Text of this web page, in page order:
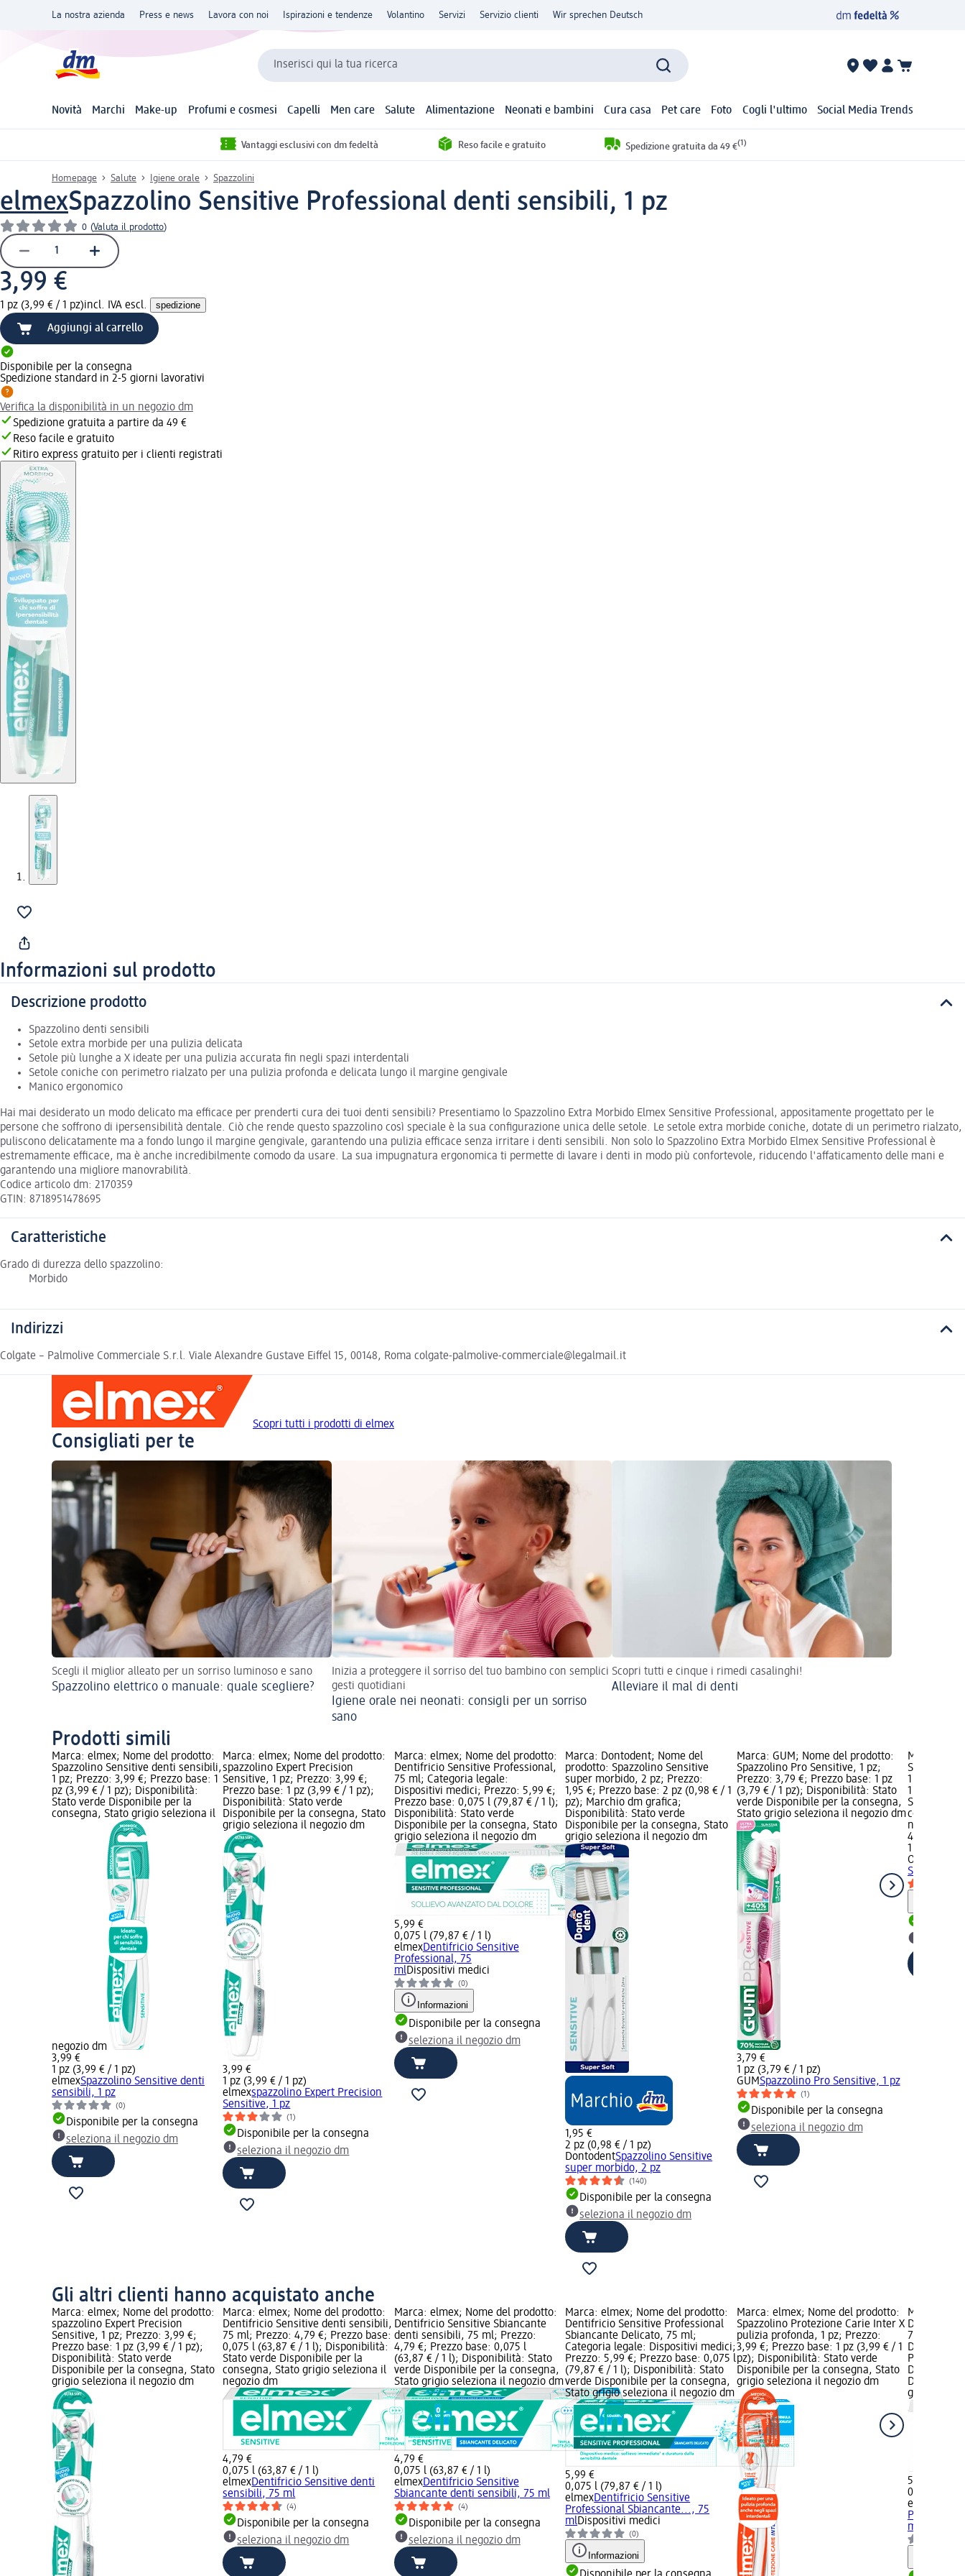
La nostra azienda Press e news Lavora con noi Ispirazioni e tendenze Volantino Servizi Servizio clienti Wir sprechen Deutsch
Inserisci qui la tua ricerca
Novità Marchi Make-up Profumi e cosmesi Capelli Men care Salute Alimentazione Neonati e bambini Cura casa Pet care Foto Cogli l'ultimo Social Media Trends
Vantaggi esclusivi con dm fedeltà Reso facile e gratuito Spedizione gratuita da 49 €(1)
Homepage Salute Igiene orale Spazzolini
elmexSpazzolino Sensitive Professional denti sensibili, 1 pz
0 (Valuta il prodotto)
3,99 €
1 pz (3,99 € / 1 pz)incl. IVA escl. spedizione
Aggiungi al carrello
Disponibile per la consegna
Spedizione standard in 2-5 giorni lavorativi
Verifica la disponibilità in un negozio dm
Spedizione gratuita a partire da 49 €
Reso facile e gratuito
Ritiro express gratuito per i clienti registrati
Informazioni sul prodotto
Descrizione prodotto
Spazzolino denti sensibili
Setole extra morbide per una pulizia delicata
Setole più lunghe a X ideate per una pulizia accurata fin negli spazi interdentali
Setole coniche con perimetro rialzato per una pulizia profonda e delicata lungo il margine gengivale
Manico ergonomico
Hai mai desiderato un modo delicato ma efficace per prenderti cura dei tuoi denti sensibili? Presentiamo lo Spazzolino Extra Morbido Elmex Sensitive Professional, appositamente progettato per le
persone che soffrono di ipersensibilità dentale. Ciò che rende questo spazzolino così speciale è la sua configurazione unica delle setole. Le setole extra morbide coniche, dotate di un perimetro rialzato,
puliscono delicatamente ma a fondo lungo il margine gengivale, garantendo una pulizia efficace senza irritare i denti sensibili. Non solo lo Spazzolino Extra Morbido Elmex Sensitive Professional è
estremamente efficace, ma è anche incredibilmente comodo da usare. La sua impugnatura ergonomica ti permette di lavare i denti in modo più confortevole, riducendo l'affaticamento delle mani e
garantendo una migliore manovrabilità.
Codice articolo dm: 2170359
GTIN: 8718951478695
Caratteristiche
Grado di durezza dello spazzolino:
Morbido
Indirizzi
Colgate – Palmolive Commerciale S.r.l. Viale Alexandre Gustave Eiffel 15, 00148, Roma colgate-palmolive-commerciale@legalmail.it
Scopri tutti i prodotti di elmex
Consigliati per te
Scegli il miglior alleato per un sorriso luminoso e sano
Spazzolino elettrico o manuale: quale scegliere?
Inizia a proteggere il sorriso del tuo bambino con semplici
gesti quotidiani
Igiene orale nei neonati: consigli per un sorriso
sano
Scopri tutti e cinque i rimedi casalinghi!
Alleviare il mal di denti
Prodotti simili
Marca: elmex; Nome del prodotto:
Spazzolino Sensitive denti sensibili,
1 pz; Prezzo: 3,99 €; Prezzo base: 1
pz (3,99 € / 1 pz); Disponibilità:
Stato verde Disponibile per la
consegna, Stato grigio seleziona il
negozio dm
3,99 €
1 pz (3,99 € / 1 pz)
elmexSpazzolino Sensitive denti
sensibili, 1 pz
(0)
Disponibile per la consegna
seleziona il negozio dm
Marca: elmex; Nome del prodotto:
spazzolino Expert Precision
Sensitive, 1 pz; Prezzo: 3,99 €;
Prezzo base: 1 pz (3,99 € / 1 pz);
Disponibilità: Stato verde
Disponibile per la consegna, Stato
grigio seleziona il negozio dm
3,99 €
1 pz (3,99 € / 1 pz)
elmexspazzolino Expert Precision
Sensitive, 1 pz
(1)
Disponibile per la consegna
seleziona il negozio dm
Marca: elmex; Nome del prodotto:
Dentifricio Sensitive Professional,
75 ml; Categoria legale:
Dispositivi medici; Prezzo: 5,99 €;
Prezzo base: 0,075 l (79,87 € / 1 l);
Disponibilità: Stato verde
Disponibile per la consegna, Stato
grigio seleziona il negozio dm
5,99 €
0,075 l (79,87 € / 1 l)
elmexDentifricio Sensitive
Professional, 75
mlDispositivi medici
(0)
Informazioni
Disponibile per la consegna
seleziona il negozio dm
Marca: Dontodent; Nome del
prodotto: Spazzolino Sensitive
super morbido, 2 pz; Prezzo:
1,95 €; Prezzo base: 2 pz (0,98 € / 1
pz); Marchio dm grafica;
Disponibilità: Stato verde
Disponibile per la consegna, Stato
grigio seleziona il negozio dm
1,95 €
2 pz (0,98 € / 1 pz)
DontodentSpazzolino Sensitive
super morbido, 2 pz
(140)
Disponibile per la consegna
seleziona il negozio dm
Marca: GUM; Nome del prodotto:
Spazzolino Pro Sensitive, 1 pz;
Prezzo: 3,79 €; Prezzo base: 1 pz
(3,79 € / 1 pz); Disponibilità: Stato
verde Disponibile per la consegna,
Stato grigio seleziona il negozio dm
3,79 €
1 pz (3,79 € / 1 pz)
GUMSpazzolino Pro Sensitive, 1 pz
(1)
Disponibile per la consegna
seleziona il negozio dm
Marca:
Spazzolino
1 pz;
1 pz (45,90
Stato
consegna,
negozio dm
45,90 €
1 pz (45,90
Oral-B
Sensitive, 1
Gli altri clienti hanno acquistato anche
Marca: elmex; Nome del prodotto:
spazzolino Expert Precision
Sensitive, 1 pz; Prezzo: 3,99 €;
Prezzo base: 1 pz (3,99 € / 1 pz);
Disponibilità: Stato verde
Disponibile per la consegna, Stato
grigio seleziona il negozio dm
Marca: elmex; Nome del prodotto:
Dentifricio Sensitive denti sensibili,
75 ml; Prezzo: 4,79 €; Prezzo base:
0,075 l (63,87 € / 1 l); Disponibilità:
Stato verde Disponibile per la
consegna, Stato grigio seleziona il
negozio dm
4,79 €
0,075 l (63,87 € / 1 l)
elmexDentifricio Sensitive denti
sensibili, 75 ml
(4)
Disponibile per la consegna
seleziona il negozio dm
Marca: elmex; Nome del prodotto:
Dentifricio Sensitive Sbiancante
denti sensibili, 75 ml; Prezzo:
4,79 €; Prezzo base: 0,075 l
(63,87 € / 1 l); Disponibilità: Stato
verde Disponibile per la consegna,
Stato grigio seleziona il negozio dm
4,79 €
0,075 l (63,87 € / 1 l)
elmexDentifricio Sensitive
Sbiancante denti sensibili, 75 ml
(4)
Disponibile per la consegna
seleziona il negozio dm
Marca: elmex; Nome del prodotto:
Dentifricio Sensitive Professional
Sbiancante Delicato, 75 ml;
Categoria legale: Dispositivi medici;
Prezzo: 5,99 €; Prezzo base: 0,075 l
(79,87 € / 1 l); Disponibilità: Stato
verde Disponibile per la consegna,
Stato grigio seleziona il negozio dm
5,99 €
0,075 l (79,87 € / 1 l)
elmexDentifricio Sensitive
Professional Sbiancante..., 75
mlDispositivi medici
(0)
Informazioni
Marca: elmex; Nome del prodotto:
Spazzolino Protezione Carie Inter X
pulizia profonda, 1 pz; Prezzo:
3,99 €; Prezzo base: 1 pz (3,99 € / 1
pz); Disponibilità: Stato verde
Disponibile per la consegna, Stato
grigio seleziona il negozio dm
Marca:
Dentifricio
75 ml;
Dispositivi
Prezzo
Disponibile
grigio
5,99 €
0,075 l
elmex
ml